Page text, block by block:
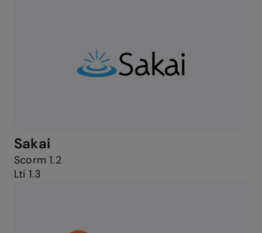
Sakai
Scorm 1.2
Lti 1.3